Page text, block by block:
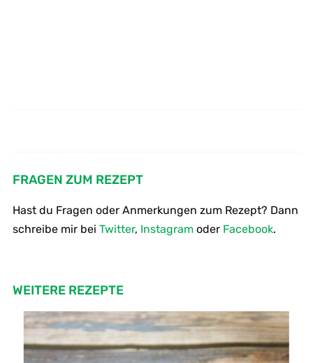
FRAGEN ZUM REZEPT
Hast du Fragen oder Anmerkungen zum Rezept? Dann
schreibe mir bei Twitter, Instagramoder Facebook.
WEITERE REZEPTE